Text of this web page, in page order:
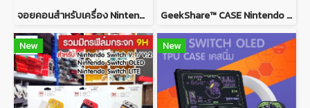
จอยคอนสำหรับเครื่อง Nintendo Switch V.1/V.2/OLED/Lite Joy Con Pad For Nintendo Switch V.1/V.2/OLED/Lite GeekShare™ CASE Nintendo Switch / Switch OLED MODEL เคส TPU เนื้อนิ่ม ยางซิลิโคน ลาย Evagalion PINK and RED
New New